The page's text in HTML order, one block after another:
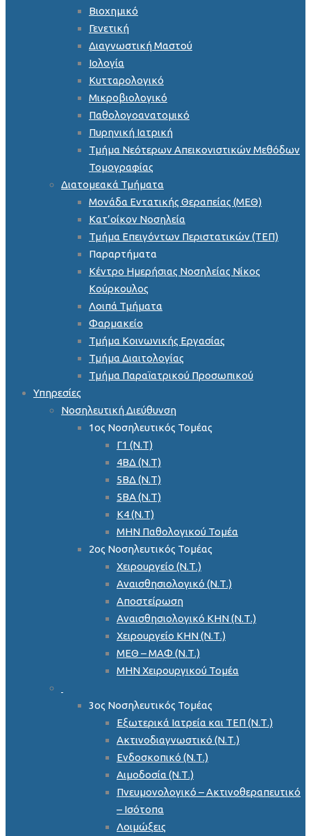
Βιοχημικό
Γενετική
Διαγνωστική Μαστού
Ιολογία
Κυτταρολογικό
Μικροβιολογικό
Παθολογοανατομικό
Πυρηνική Ιατρική
Τμήμα Νεότερων Απεικονιστικών Μεθόδων
Τομογραφίας
Διατομεακά Τμήματα
Μονάδα Εντατικής Θεραπείας (ΜΕΘ)
Κατ’οίκον Νοσηλεία
Τμήμα Επειγόντων Περιστατικών (ΤΕΠ)
Παραρτήματα
Κέντρο Ημερήσιας Νοσηλείας Νίκος
Κούρκουλος
Λοιπά Τμήματα
Φαρμακείο
Τμήμα Κοινωνικής Εργασίας
Τμήμα Διαιτολογίας
Τμήμα Παραϊατρικού Προσωπικού
Υπηρεσίες
Νοσηλευτική Διεύθυνση
1ος Νοσηλευτικός Τομέας
Γ1 (Ν.Τ)
4ΒΔ (Ν.Τ)
5ΒΔ (Ν.Τ)
5ΒΑ (Ν.Τ)
Κ4 (Ν.Τ)
ΜΗΝ Παθολογικού Τομέα
2ος Νοσηλευτικός Τομέας
Χειρουργείο (Ν.Τ.)
Αναισθησιολογικό (Ν.Τ.)
Αποστείρωση
Αναισθησιολογικό ΚΗΝ (Ν.Τ.)
Χειρουργείο ΚΗΝ (Ν.Τ.)
ΜΕΘ – ΜΑΦ (Ν.Τ.)
ΜΗΝ Χειρουργικού Τομέα
3ος Νοσηλευτικός Τομέας
Εξωτερικά Ιατρεία και ΤΕΠ (Ν.Τ.)
Ακτινοδιαγνωστικό (Ν.Τ.)
Ενδοσκοπικό (Ν.Τ.)
Αιμοδοσία (Ν.Τ.)
Πνευμονολογικό – Ακτινοθεραπευτικό
– Ισότοπα
Λοιμώξεις